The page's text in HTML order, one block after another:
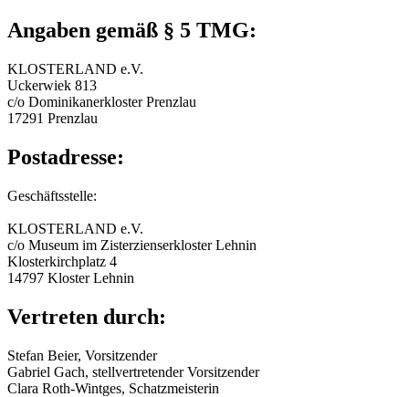
Angaben gemäß § 5 TMG:
KLOSTERLAND e.V.
Uckerwiek 813
c/o Dominikanerkloster Prenzlau
17291 Prenzlau
Postadresse:
Geschäftsstelle:
KLOSTERLAND e.V.
c/o Museum im Zisterzienserkloster Lehnin
Klosterkirchplatz 4
14797 Kloster Lehnin
Vertreten durch:
Stefan Beier, Vorsitzender
Gabriel Gach, stellvertretender Vorsitzender
Clara Roth-Wintges, Schatzmeisterin